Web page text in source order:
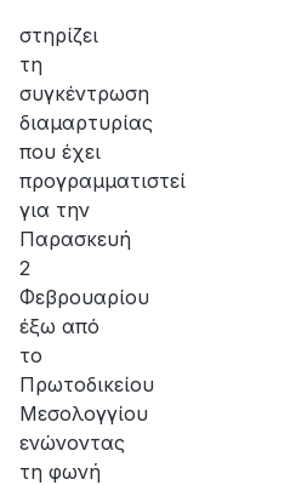
στηρίζει
τη
συγκέντρωση
διαμαρτυρίας
που έχει
προγραμματιστεί
για την
Παρασκευή
2
Φεβρουαρίου
έξω από
το
Πρωτοδικείου
Μεσολογγίου
ενώνοντας
τη φωνή